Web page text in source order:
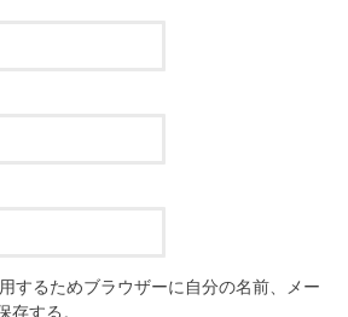
するためブラウザーに自分の名前、メー
存する。